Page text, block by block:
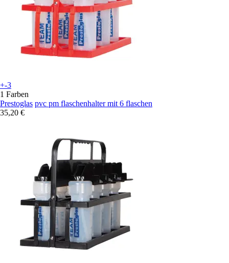
+-3
1 Farben
Prestoglas pvc pm flaschenhalter mit 6 flaschen
35,20 €